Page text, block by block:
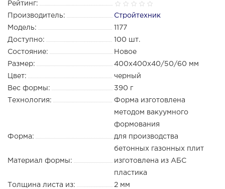
Рейтинг:
Производитель:
Стройтехник
Модель:
1177
Доступно:
100 шт.
Состояние:
Новое
Размер:
400х400х40/50/60 мм
Цвет:
черный
Вес формы:
390 г
Технология:
Форма изготовлена
методом вакуумного
формования
Форма:
для производства
бетонных газонных плит
Материал формы:
изготовлена из АБС
пластика
Толщина листа из:
2 мм